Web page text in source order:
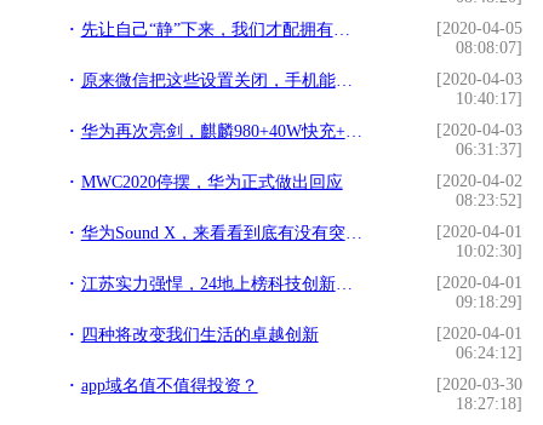
先让自己“静”下来，我们才配拥有强大的力量
[2020-04-05
08:08:07]
原来微信把这些设置关闭，手机能清理大量内存，你不会不知道吧
[2020-04-03
10:40:17]
华为再次亮剑，麒麟980+40W快充+128GB跌至“荣耀价”，还香吗？
[2020-04-03
06:31:37]
MWC2020停摆，华为正式做出回应
[2020-04-02
08:23:52]
华为Sound X，来看看到底有没有突破声学想象
[2020-04-01
10:02:30]
江苏实力强悍，24地上榜科技创新百强县
[2020-04-01
09:18:29]
四种将改变我们生活的卓越创新
[2020-04-01
06:24:12]
app域名值不值得投资？
[2020-03-30
18:27:18]